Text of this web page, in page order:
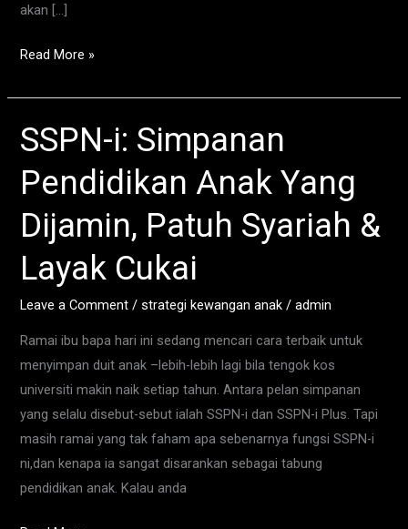
akan […]
Read More »
SSPN-i: Simpanan
Pendidikan Anak Yang
Dijamin, Patuh Syariah &
Layak Cukai
Leave a Comment /strategi kewangan anak /admin
Ramai ibu bapa hari ini sedang mencari cara terbaik untuk
menyimpan duit anak –lebih-lebih lagi bila tengok kos
universiti makin naik setiap tahun. Antara pelan simpanan
yang selalu disebut-sebut ialah SSPN-i dan SSPN-i Plus. Tapi
masih ramai yang tak faham apa sebenarnya fungsi SSPN-i
ni,dan kenapa ia sangat disarankan sebagai tabung
pendidikan anak. Kalau anda
SSPN-
i:
Simpanan
Anak
Yang
Dijamin,
Patuh
&
Layak
Cukai